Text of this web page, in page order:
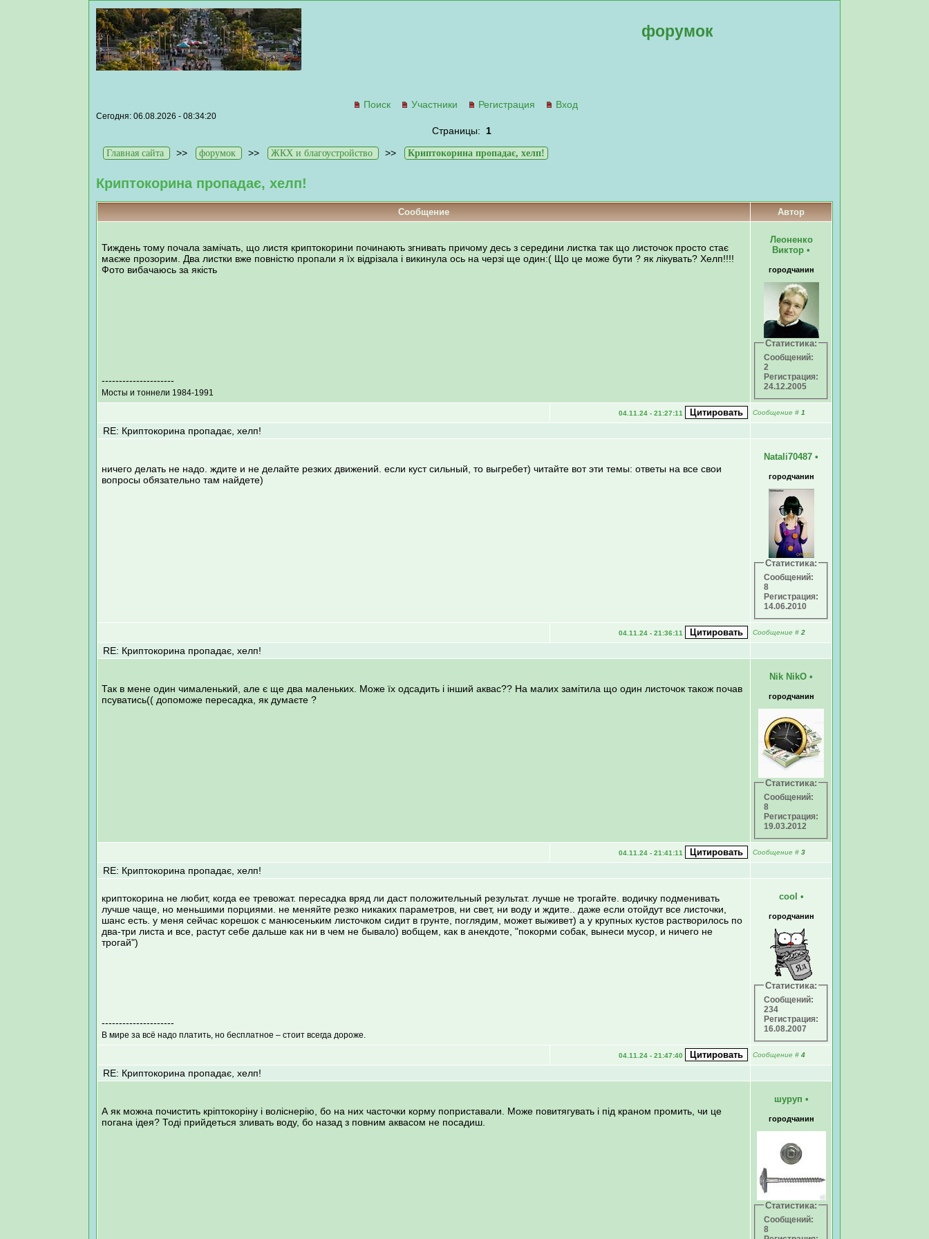
форумок
Поиск Участники Регистрация Вход
Сегодня: 06.08.2026 - 08:34:20
Страницы: 1
Главная сайта >> форумок >> ЖКХ и благоустройство >> Криптокорина пропадає, хелп!
Криптокорина пропадає, хелп!
Сообщение Автор
Тиждень тому почала замічать, що листя криптокорини починають згнивать причому десь з середини листка так що листочок просто стає
маєже прозорим. Два листки вже повністю пропали я їх відрізала і викинула ось на черзі ще один:( Що це може бути ? як лікувать? Хелп!!!!
Фото вибачаюсь за якість
---------------------
Мосты и тоннели 1984-1991
Леоненко
Виктор •
городчанин
Статистика:
Сообщений:
2
Регистрация:
24.12.2005
04.11.24 - 21:27:11 Сообщение # 1
RE: Криптокорина пропадає, хелп!
ничего делать не надо. ждите и не делайте резких движений. если куст сильный, то выгребет) читайте вот эти темы: ответы на все свои
вопросы обязательно там найдете)
Natali70487 •
городчанин
Статистика:
Сообщений:
8
Регистрация:
14.06.2010
04.11.24 - 21:36:11 Сообщение # 2
RE: Криптокорина пропадає, хелп!
Так в мене один чималенький, але є ще два маленьких. Може їх одсадить і інший аквас?? На малих замітила що один листочок також почав
псуватись(( допоможе пересадка, як думаєте ?
Nik NikO •
городчанин
Статистика:
Сообщений:
8
Регистрация:
19.03.2012
04.11.24 - 21:41:11 Сообщение # 3
RE: Криптокорина пропадає, хелп!
криптокорина не любит, когда ее тревожат. пересадка вряд ли даст положительный результат. лучше не трогайте. водичку подменивать
лучше чаще, но меньшими порциями. не меняйте резко никаких параметров, ни свет, ни воду и ждите.. даже если отойдут все листочки,
шанс есть. у меня сейчас корешок с манюсеньким листочком сидит в грунте, поглядим, может выживет) а у крупных кустов растворилось по
два-три листа и все, растут себе дальше как ни в чем не бывало) вобщем, как в анекдоте, "покорми собак, вынеси мусор, и ничего не
трогай")
---------------------
В мире за всё надо платить, но бесплатное – стоит всегда дороже.
cool •
городчанин
Статистика:
Сообщений:
234
Регистрация:
16.08.2007
04.11.24 - 21:47:40 Сообщение # 4
RE: Криптокорина пропадає, хелп!
А як можна почистить кріптокоріну і воліснерію, бо на них часточки корму поприставали. Може повитягувать і під краном промить, чи це
погана ідея? Тоді прийдеться зливать воду, бо назад з повним аквасом не посадиш.
шуруп •
городчанин
Статистика:
Сообщений:
8